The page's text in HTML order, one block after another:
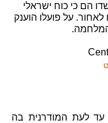
הם כי כוח ישראלי
על פועלו הוענק
עד לעת המודרנית בה